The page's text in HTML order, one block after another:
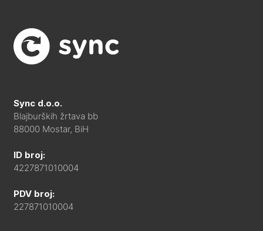
Sync d.o.o.
Blajburških žrtava bb
88000 Mostar, BiH
ID broj:
4227871010004
PDV broj:
227871010004